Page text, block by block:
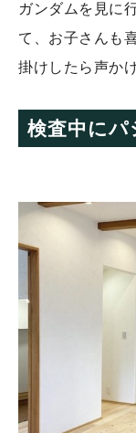
ガンダムを見に
て、お子さんも
掛けしたら声か
検査中にパ